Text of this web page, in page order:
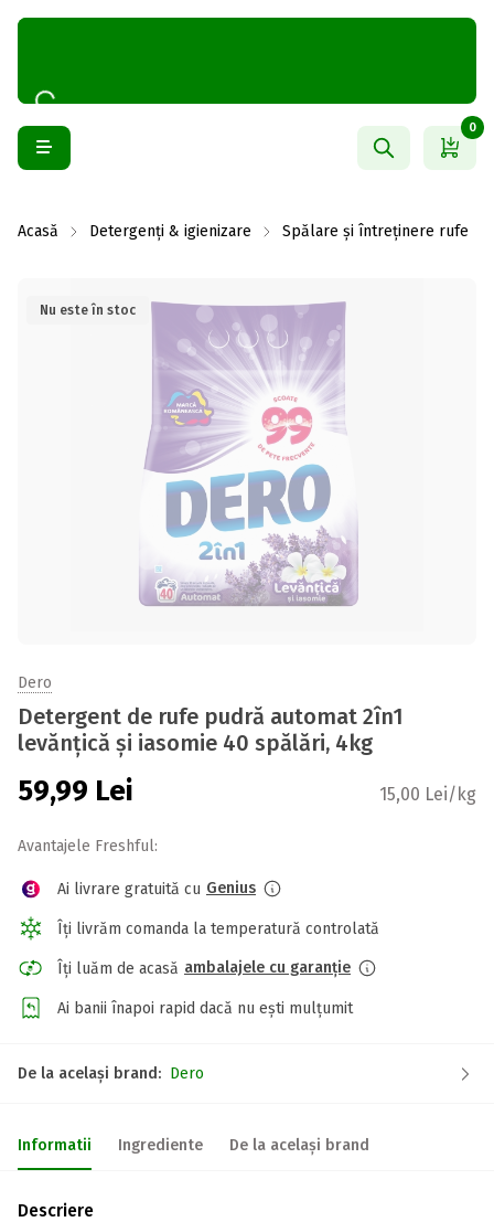
0
Acasă Detergenți & igienizare Spălare și întreținere rufe
Nu este în stoc
Dero
Detergent de rufe pudră automat 2în1
levănțică și iasomie 40 spălări, 4kg
59,99 Lei 15,00 Lei/kg
Avantajele Freshful:
Ai livrare gratuită cu Genius
Îți livrăm comanda la temperatură controlată
Îți luăm de acasă ambalajele cu garanție
Ai banii înapoi rapid dacă nu ești mulțumit
De la același brand: Dero
Informatii Ingrediente De la același brand
Descriere